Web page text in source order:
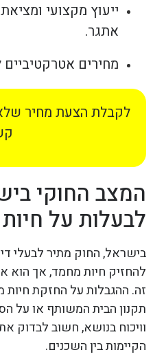
ייעוץ מקצועי
אתגר.
מחירים
לקבלת הצעת מחיר שלא
המצב החוקי
לבעלות על
בישראל, החוק מתיר לבעלי
להחזיק חיות מחמד, אך הוא
זה. ההגבלות על החזקת
תקנון הבית המשותף או על
וויכוח בנושא, חשוב לבדוק
הקיימות בין השכנים.